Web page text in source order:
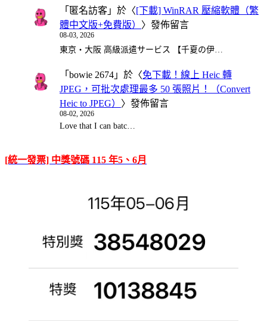
「 匿名訪客 」於〈[下載] WinRAR 壓縮軟體（繁
體中文版+免費版） 〉發佈留言
08-03, 2026
東京・大阪 高級派遣サービス 【千夏の伊…
「 bowie 2674 」於〈免下載！線上 Heic 轉
JPEG，可批次處理最多 50 張照片！（Convert
Heic to JPEG） 〉發佈留言
08-02, 2026
Love that I can batc…
[統一發票] 中獎號碼 115 年5、6月